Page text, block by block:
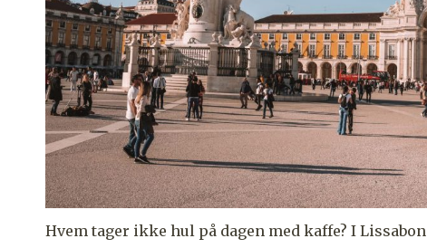
Hvem tager ikke hul på dagen med kaffe? I